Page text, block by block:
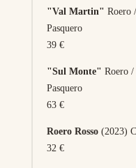
"Val Martin" Roero
Pasquero
39 €
"Sul Monte" Roero
Pasquero
63 €
Roero Rosso(2023)
32 €